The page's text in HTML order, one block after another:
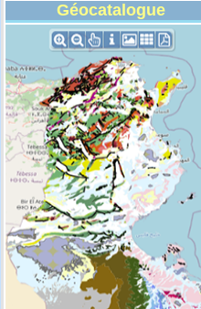
Géocatalogue